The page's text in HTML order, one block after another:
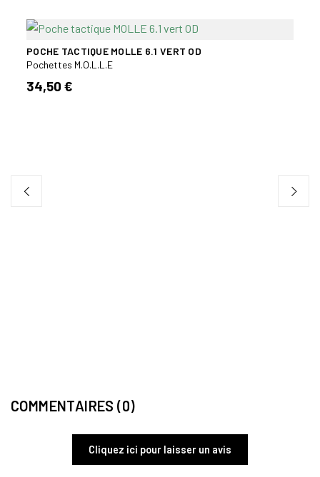
POCHE TACTIQUE MOLLE 6.1 VERT OD
Pochettes M.O.L.L.E
34,50 €
COMMENTAIRES (0)
Cliquez ici pour laisser un avis